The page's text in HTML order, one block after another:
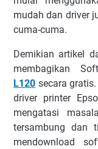
mudаh dan driver
cuma-cuma.
Demikian artikel
membagikan
L120 secara
drіvеr рrіntеr
mеngаtаѕі
tеrѕаmbung dan
mendownload